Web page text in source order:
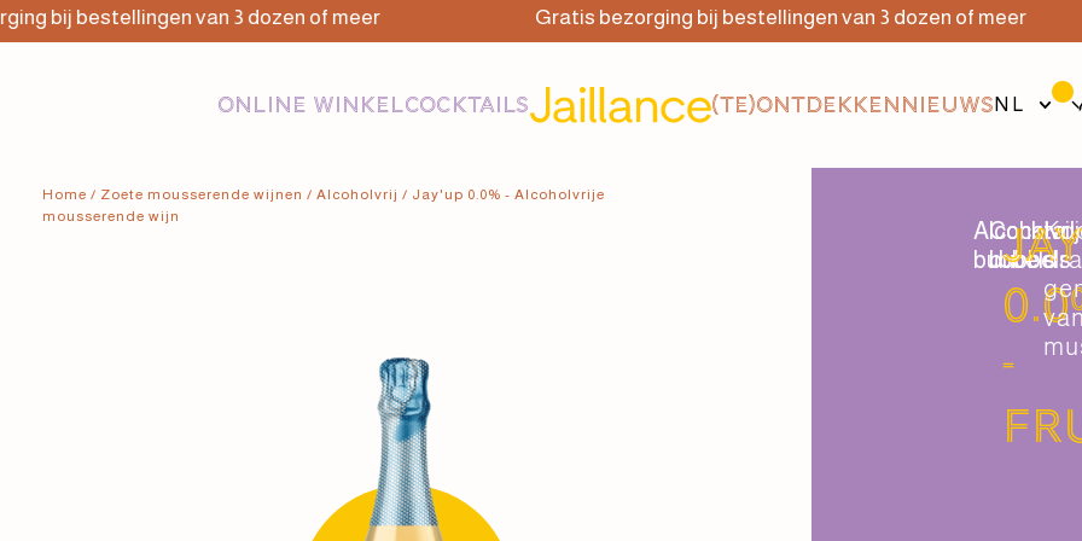
van 3 dozen of meer Gratis bezorging bij bestellingen van 3 dozen of meer
ONLINE WINKELCOCKTAILS (TE)ONTDEKKENNIEUWS NL
Home / Zoete mousserende wijnen /Alcoholvrij / Jay'up 0.0% - Alcoholvrije
mousserende wijn
bubbels
Cocktail
bubbels
-